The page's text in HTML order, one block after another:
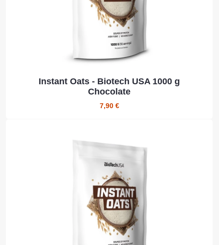
Instant Oats - Biotech USA 1000 g
Chocolate
7,90 €